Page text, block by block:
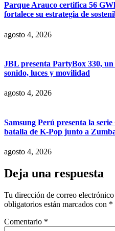
Parque Arauco certifica 56
fortalece su estrategia de
agosto 4, 2026
JBL presenta PartyBox 330,
sonido, luces y movilidad
agosto 4, 2026
Samsung Perú presenta la
batalla de K-Pop junto a
agosto 4, 2026
Deja una respuesta
Tu dirección de correo
obligatorios están marcados con *
Comentario *